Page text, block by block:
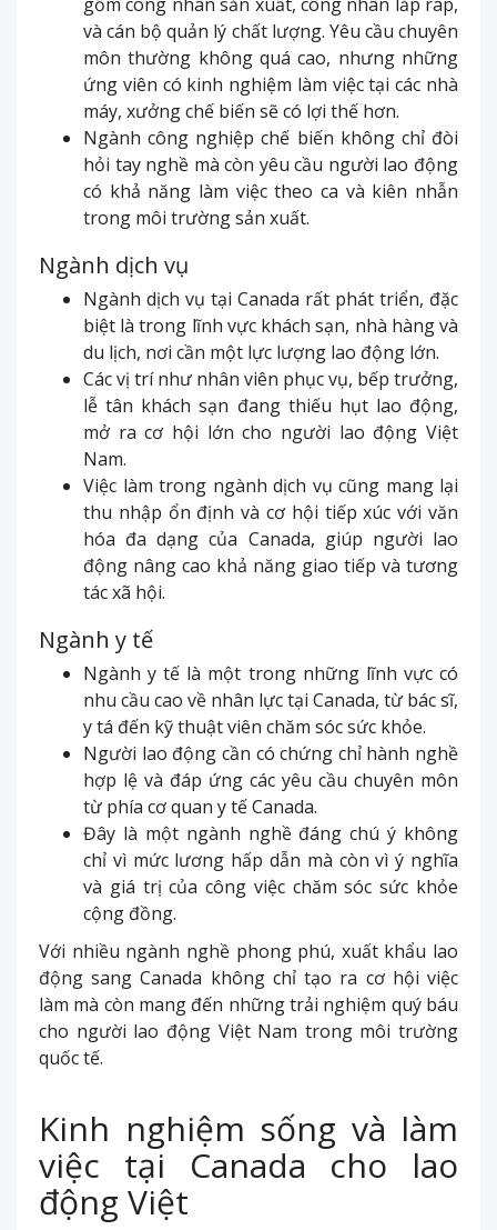
và cán bộ quản lý chất lượng. Yêu cầu chuyên
môn thường không quá cao, nhưng những
ứng viên có kinh nghiệm làm việc tại các nhà
máy, xưởng chế biến sẽ có lợi thế hơn.
Ngành công nghiệp chế biến không chỉ đòi
hỏi tay nghề mà còn yêu cầu người lao động
có khả năng làm việc theo ca và kiên nhẫn
trong môi trường sản xuất.
Ngành dịch vụ
Ngành dịch vụ tại Canada rất phát triển, đặc
biệt là trong lĩnh vực khách sạn, nhà hàng và
du lịch, nơi cần một lực lượng lao động lớn.
Các vị trí như nhân viên phục vụ, bếp trưởng,
lễ tân khách sạn đang thiếu hụt lao động,
mở ra cơ hội lớn cho người lao động Việt
Nam.
Việc làm trong ngành dịch vụ cũng mang lại
thu nhập ổn định và cơ hội tiếp xúc với văn
hóa đa dạng của Canada, giúp người lao
động nâng cao khả năng giao tiếp và tương
tác xã hội.
Ngành y tế
Ngành y tế là một trong những lĩnh vực có
nhu cầu cao về nhân lực tại Canada, từ bác sĩ,
y tá đến kỹ thuật viên chăm sóc sức khỏe.
Người lao động cần có chứng chỉ hành nghề
hợp lệ và đáp ứng các yêu cầu chuyên môn
từ phía cơ quan y tế Canada.
Đây là một ngành nghề đáng chú ý không
chỉ vì mức lương hấp dẫn mà còn vì ý nghĩa
và giá trị của công việc chăm sóc sức khỏe
cộng đồng.
Với nhiều ngành nghề phong phú, xuất khẩu lao
động sang Canada không chỉ tạo ra cơ hội việc
làm mà còn mang đến những trải nghiệm quý báu
cho người lao động Việt Nam trong môi trường
quốc tế.
Kinh nghiệm sống và làm
việc tại Canada cho lao
động Việt